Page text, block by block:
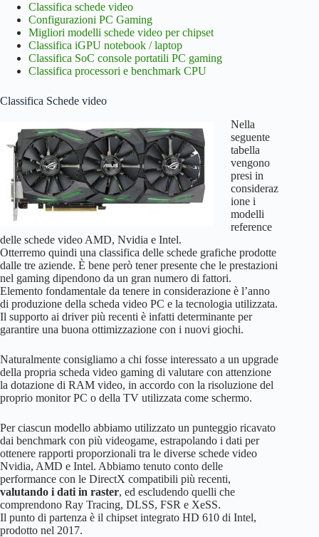
Classifica schede video
Configurazioni PC Gaming
Migliori modelli schede video per chipset
Classifica iGPU notebook / laptop
Classifica SoC console portatili PC gaming
Classifica processori e benchmark CPU
Classifica Schede video
Nella
seguente
tabella
vengono
presi in
consideraz
ione i
modelli
reference
delle schede video AMD, Nvidia e Intel.
Otterremo quindi una classifica delle schede grafiche prodotte
dalle tre aziende. È bene però tener presente che le prestazioni
nel gaming dipendono da un gran numero di fattori.
Elemento fondamentale da tenere in considerazione è l’anno
di produzione della scheda video PC e la tecnologia utilizzata.
Il supporto ai driver più recenti è infatti determinante per
garantire una buona ottimizzazione con i nuovi giochi.
Naturalmente consigliamo a chi fosse interessato a un upgrade
della propria scheda video gaming di valutare con attenzione
la dotazione di RAM video, in accordo con la risoluzione del
proprio monitor PC o della TV utilizzata come schermo.
Per ciascun modello abbiamo utilizzato un punteggio ricavato
dai benchmark con più videogame, estrapolando i dati per
ottenere rapporti proporzionali tra le diverse schede video
Nvidia, AMD e Intel. Abbiamo tenuto conto delle
performance con le DirectX compatibili più recenti,
valutando i dati in raster, ed escludendo quelli che
comprendono Ray Tracing, DLSS, FSR e XeSS.
Il punto di partenza è il chipset integrato HD 610 di Intel,
prodotto nel 2017.